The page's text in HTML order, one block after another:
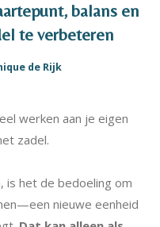
balans en
te verbeteren
de Rijk
werken aan je eigen
zadel.
is het de bedoeling om
nieuwe eenheid